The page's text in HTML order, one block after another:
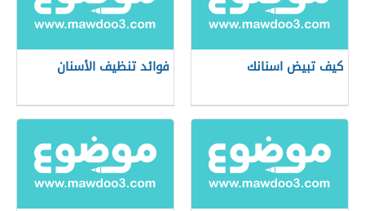
كيف تبيض اسنانك فوائد تنظيف الأسنان